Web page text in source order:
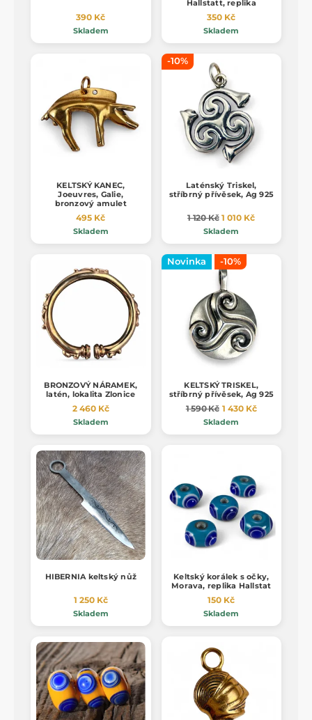
390 Kč
Skladem
Hallstatt, replika
350 Kč
Skladem
KELTSKÝ KANEC,
Joeuvres, Galie,
bronzový amulet
495 Kč
Skladem
-10%
Laténský Triskel,
stříbrný přívěsek, Ag 925
1 120 Kč 1 010 Kč
Skladem
BRONZOVÝ NÁRAMEK,
latén, lokalita Zlonice
2 460 Kč
Skladem
Novinka -10%
KELTSKÝ TRISKEL,
stříbrný přívěsek, Ag 925
1 590 Kč 1 430 Kč
Skladem
HIBERNIA keltský nůž
1 250 Kč
Skladem
Keltský korálek s očky,
Morava, replika Hallstat
150 Kč
Skladem